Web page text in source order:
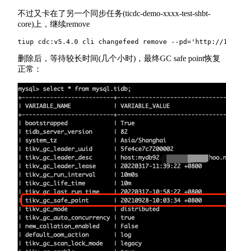
不过又卡在了另一个同步任务(ticdc-demo-xxxx-test-shbt-
core)上，继续remove
删除后，等待较长时间(几个小时)，最终GC safe point恢复
正常：